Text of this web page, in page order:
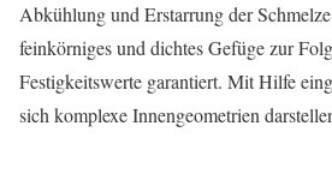
Abkühlung und Erstarrung der
feinkörniges und dichtes Gefüge zur
Festigkeitswerte garantiert. Mit Hilfe
sich komplexe Innengeometrien